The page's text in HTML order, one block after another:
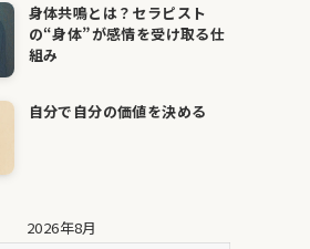
身体共鳴とは？セラピスト
の“身体”が感情を受け取る仕
組み
自分で自分の価値を決める
2026年8月